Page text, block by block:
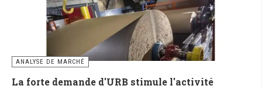
ANALYSE DE MARCHÉ
La forte demande d'URB stimule l'activité